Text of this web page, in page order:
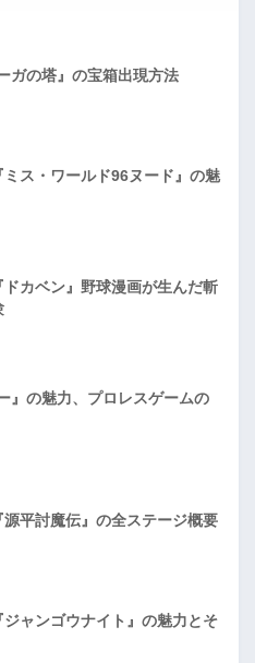
ガの塔』の宝箱出現方法
ミス・ワールド96ヌード』の魅
ドカベン』野球漫画が生んだ斬
』の魅力、プロレスゲームの
源平討魔伝』の全ステージ概要
ジャンゴウナイト』の魅力とそ